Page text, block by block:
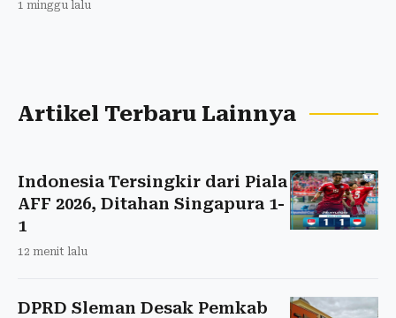
1 minggu lalu
Artikel Terbaru Lainnya
Indonesia Tersingkir dari Piala
AFF 2026, Ditahan Singapura 1-
1
12 menit lalu
DPRD Sleman Desak Pemkab